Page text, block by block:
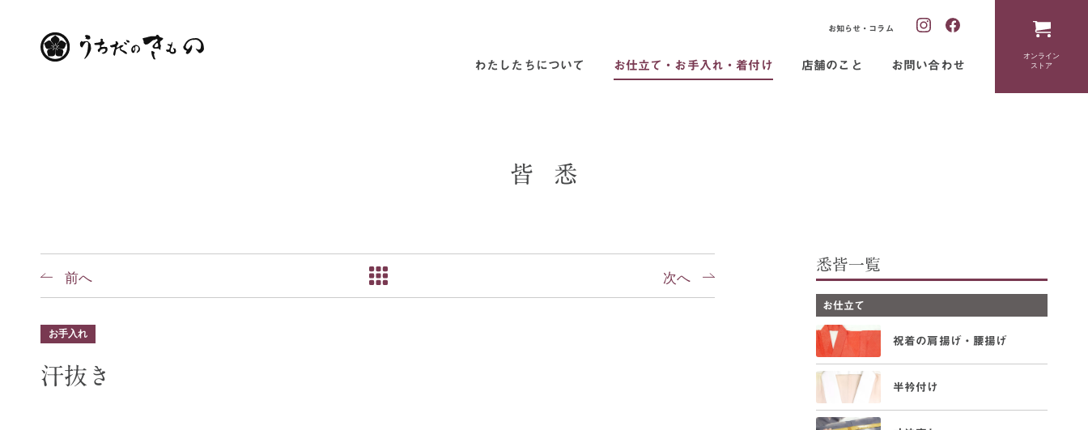
わたしたちについて お仕立て・お手入れ・着付け 店舗のこと お問い合わせ
お知らせ・コラム
オンライン
ストア
悉
皆
前へ 次へ
お手入れ
汗抜き
悉皆一覧
お仕立て
祝着の肩揚げ・腰揚げ
半衿付け